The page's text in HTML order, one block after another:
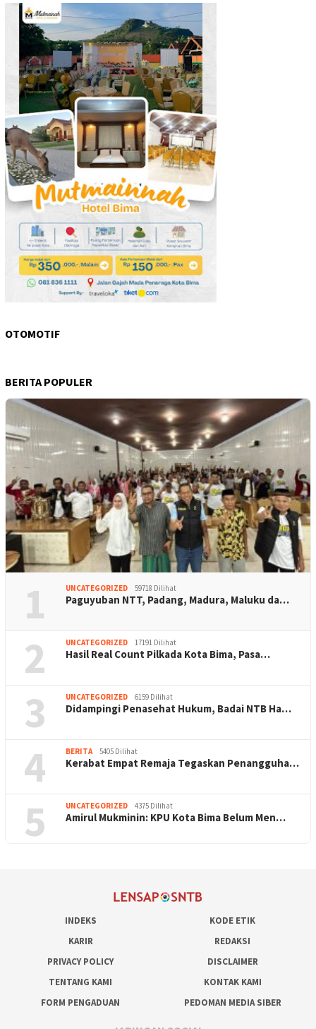
OTOMOTIF
BERITA POPULER
1 UNCATEGORIZED 59718 Dilihat
Paguyuban NTT, Padang, Madura, Maluku da…
2 UNCATEGORIZED 17191 Dilihat
Hasil Real Count Pilkada Kota Bima, Pasa…
3 UNCATEGORIZED 6159 Dilihat
Didampingi Penasehat Hukum, Badai NTB Ha…
4 BERITA 5405 Dilihat
Kerabat Empat Remaja Tegaskan Penangguha…
5 UNCATEGORIZED 4375 Dilihat
Amirul Mukminin: KPU Kota Bima Belum Men…
INDEKS
KODE ETIK
KARIR
REDAKSI
PRIVACY POLICY
DISCLAIMER
TENTANG KAMI
KONTAK KAMI
FORM PENGADUAN
PEDOMAN MEDIA SIBER